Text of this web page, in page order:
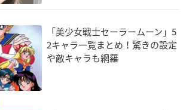
「美少女戦士セーラームーン」5
2キャラ一覧まとめ！驚きの設定
や敵キャラも網羅